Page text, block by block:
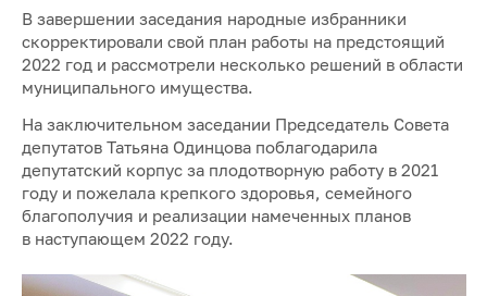
В завершении заседания народные избранники
скорректировали свой план работы на предстоящий
2022 год и рассмотрели несколько решений в области
муниципального имущества.
На заключительном заседании Председатель Совета
депутатов Татьяна Одинцова поблагодарила
депутатский корпус за плодотворную работу в 2021
году и пожелала крепкого здоровья, семейного
благополучия и реализации намеченных планов
в наступающем 2022 году.